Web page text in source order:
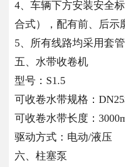
4、车辆下方安装安全
合式），配有前、后示
5、所有线路均采用套管
五、水带收卷机
型号：S1.5
可收卷水带规格：
可收卷水带长度：
驱动方式：电动/液压
六、柱塞泵